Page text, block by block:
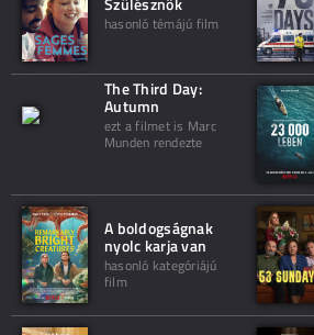
hasonló témájú film
The Third Day:
Autumn
ezt a filmet is Marc
Munden rendezte
A boldogságnak
nyolc karja van
hasonló kategóriájú
film